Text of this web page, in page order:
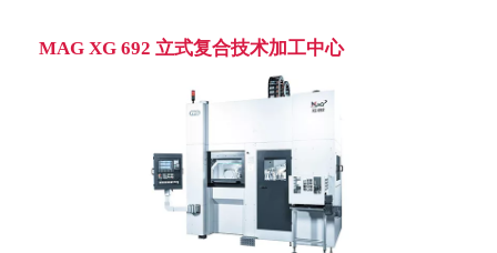
MAG XG 692 立式复合技术加工中心